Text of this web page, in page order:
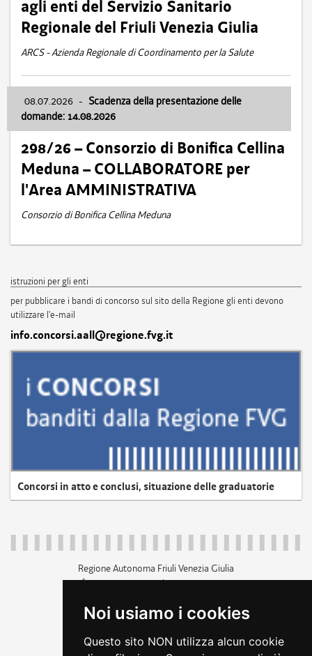
Noi usiamo i cookies
Questo sito NON utilizza alcun cookie
agli enti del Servizio Sanitario
Regionale del Friuli Venezia Giulia
ARCS - Azienda Regionale di Coordinamento per la Salute
08.07.2026 - Scadenza della presentazione delle
domande: 14.08.2026
298/26 – Consorzio di Bonifica Cellina
Meduna – COLLABORATORE per
l'Area AMMINISTRATIVA
Consorzio di Bonifica Cellina Meduna
istruzioni per gli enti
per pubblicare i bandi di concorso sul sito della Regione gli enti devono
utilizzare l'e-mail
info.concorsi.aall@regione.fvg.it
Concorsi in atto e conclusi, situazione delle graduatorie
Regione Autonoma Friuli Venezia Giulia
c.f. 80014930327; p.iva 00526040324
+39 040 3771111